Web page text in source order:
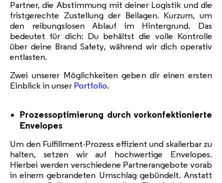
Partner, die Abstimmung mit deiner Logistik und die
fristgerechte Zustellung der Beilagen. Kurzum, um
den reibungslosen Ablauf im Hintergrund. Das
bedeutet für dich: Du behältst die volle Kontrolle
über deine Brand Safety, während wir dich operativ
entlasten.
Zwei unserer Möglichkeiten geben dir einen ersten
Einblick in unser Portfolio.
Prozessoptimierung durch vorkonfektionierte
Envelopes
Um den Fulfillment-Prozess effizient und skalierbar zu
halten, setzen wir auf hochwertige Envelopes.
Hierbei werden verschiedene Partnerangebote vorab
in einem gebrandeten Umschlag gebündelt. Anstatt